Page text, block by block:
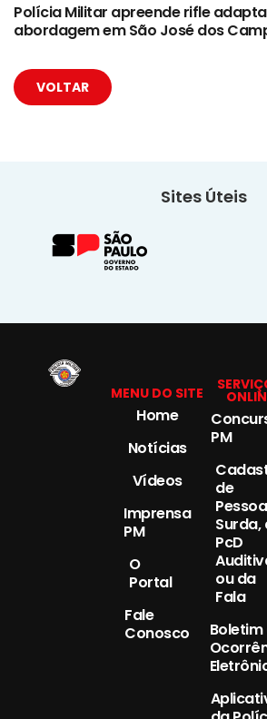
Polícia Militar apreende rifle
abordagem em São José dos
VOLTAR
Sites Úteis
MENU DO SITE
Home
Notícias
Vídeos
Imprensa
PM
O
Portal
Fale
Conosco
PM
de
Pessoa
Surda,
PcD
ou da
Fala
Boletim